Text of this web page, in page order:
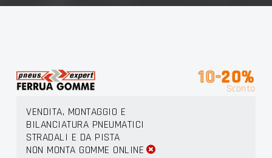
10-20%
Sconto
VENDITA, MONTAGGIO E
BILANCIATURA PNEUMATICI
STRADALI E DA PISTA
NON MONTA GOMME ONLINE